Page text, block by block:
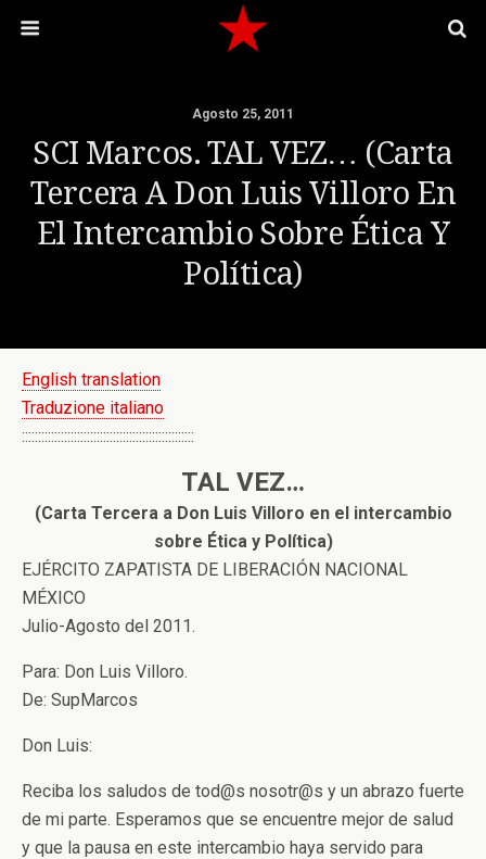
Agosto 25, 2011
SCI Marcos. TAL VEZ… (Carta
Tercera A Don Luis Villoro En
El Intercambio Sobre Ética Y
Política)
English translation
Traduzione italiano
:::::::::::::::::::::::::::::::::::::::::::::::::::::
TAL VEZ…
(Carta Tercera a Don Luis Villoro en el intercambio
sobre Ética y Política)
EJÉRCITO ZAPATISTA DE LIBERACIÓN NACIONAL
MÉXICO
Julio-Agosto del 2011.
Para: Don Luis Villoro.
De: SupMarcos
Don Luis:
Reciba los saludos de tod@s nosotr@s y un abrazo fuerte
de mi parte. Esperamos que se encuentre mejor de salud
y que la pausa en este intercambio haya servido para